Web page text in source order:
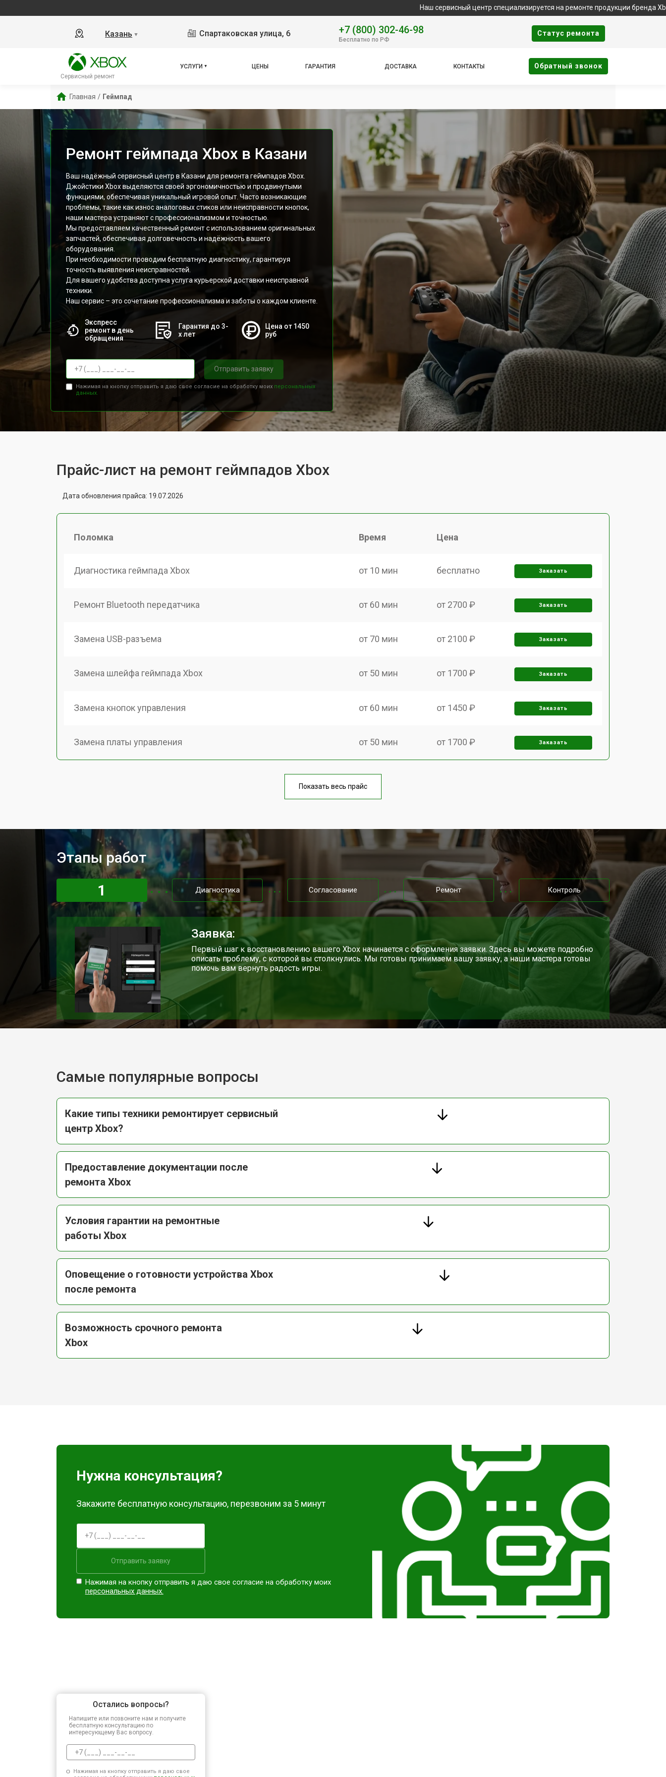
Наш сервисный центр специализируется на ремонте продукции бренда Xbox. Важно:
Казань ▼ Спартаковская улица, 6 +7 (800) 302-46-98
Бесплатно по РФ
Cтатус ремонта
Сервисный ремонт
УСЛУГИ ЦЕНЫ ГАРАНТИЯ ДОСТАВКА КОНТАКТЫ Oбратный звонок
Главная / Геймпад
Ремонт геймпада Xbox в Казани
Ваш надёжный сервисный центр в Казани для ремонта геймпадов Xbox.
Джойстики Xbox выделяются своей эргономичностью и продвинутыми
функциями, обеспечивая уникальный игровой опыт. Часто возникающие
проблемы, такие как износ аналоговых стиков или неисправности кнопок,
наши мастера устраняют с профессионализмом и точностью.
Мы предоставляем качественный ремонт с использованием оригинальных
запчастей, обеспечивая долговечность и надёжность вашего
оборудования.
При необходимости проводим бесплатную диагностику, гарантируя
точность выявления неисправностей.
Для вашего удобства доступна услуга курьерской доставки неисправной
техники.
Наш сервис – это сочетание профессионализма и заботы о каждом клиенте.
Экспресс
ремонт в день
обращения
Гарантия до 3-
х лет
Цена от 1450
руб
Отправить заявку
Нажимая на кнопку отправить я даю свое согласие на обработку моих персональных
данных.
Прайс-лист на ремонт геймпадов Xbox
Дата обновления прайса: 19.07.2026
Поломка Время Цена
Диагностика геймпада Xbox от 10 мин бесплатно Заказать
Ремонт Bluetooth передатчика от 60 мин от 2700 ₽ Заказать
Замена USB-разъема от 70 мин от 2100 ₽ Заказать
Замена шлейфа геймпада Xbox от 50 мин от 1700 ₽ Заказать
Замена кнопок управления от 60 мин от 1450 ₽ Заказать
Замена платы управления от 50 мин от 1700 ₽ Заказать
от 70 мин
Замена модуля Wi-Fi от 80 мин от 2700 ₽
Ремонт стиков геймпада Xbox от 50 мин от 1900 ₽ Заказать
Показать весь прайс
Этапы работ
1
Диагностика Согласование Ремонт Контроль
Заявка:
Первый шаг к восстановлению вашего Xbox начинается с оформления заявки. Здесь вы можете подробно
описать проблему, с которой вы столкнулись. Мы готовы принимаем вашу заявку, а наши мастера готовы
помочь вам вернуть радость игры.
Самые популярные вопросы
Какие типы техники ремонтирует сервисный
центр Xbox?
Предоставление документации после
ремонта Xbox
Условия гарантии на ремонтные
работы Xbox
Оповещение о готовности устройства Xbox
после ремонта
Возможность срочного ремонта
Xbox
Нужна консультация?
Закажите бесплатную консультацию, перезвоним за 5 минут
Отправить заявку
Нажимая на кнопку отправить я даю свое согласие на обработку моих
персональных данных.
Остались вопросы?
Напишите или позвоните нам и получите
бесплатную консультацию по
интересующему Вас вопросу.
Нажимая на кнопку отправить я даю свое